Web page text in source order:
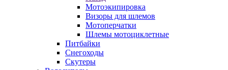
Мотоэкипировка
Визоры для шлемов
Мотоперчатки
Шлемы мотоциклетные
Питбайки
Снегоходы
Скутеры